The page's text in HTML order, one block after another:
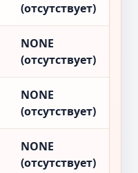
(отсутствует)
NONE
(отсутствует)
NONE
(отсутствует)
NONE
(отсутствует)